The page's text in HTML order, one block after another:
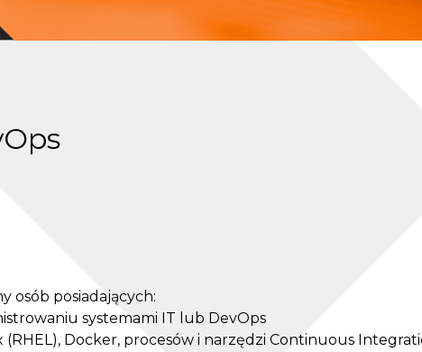
osób posiadających:
systemami IT lub DevOps
Docker, procesów i narzędzi Continuous